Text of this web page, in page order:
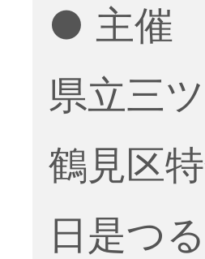
● 主催
県立三
鶴見区
日是つ